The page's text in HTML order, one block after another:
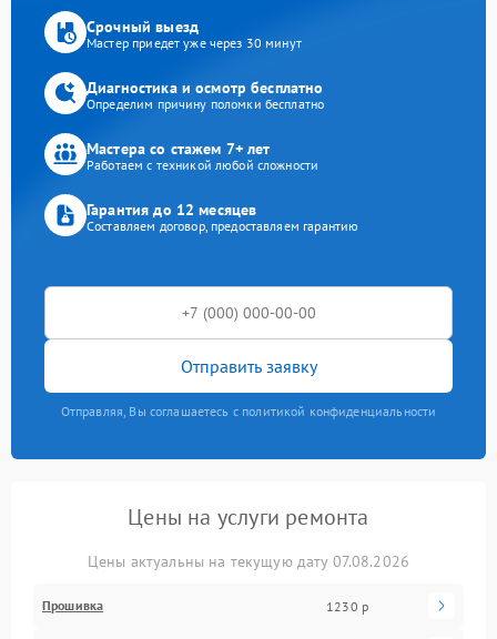
Срочный выезд
Мастер приедет уже через 30 минут
Диагностика и осмотр бесплатно
Определим причину поломки бесплатно
Мастера со стажем 7+ лет
Работаем с техникой любой сложности
Гарантия до 12 месяцев
Составляем договор, предоставляем гарантию
Отправить заявку
Отправляя, Вы соглашаетесь с политикой конфиденциальности
Цены на услуги ремонта
Цены актуальны на текущую дату 07.08.2026
Прошивка 1230 р